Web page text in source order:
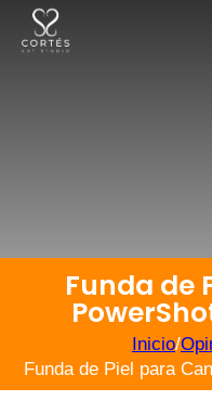
Funda de
Inicio/
Funda de Piel para